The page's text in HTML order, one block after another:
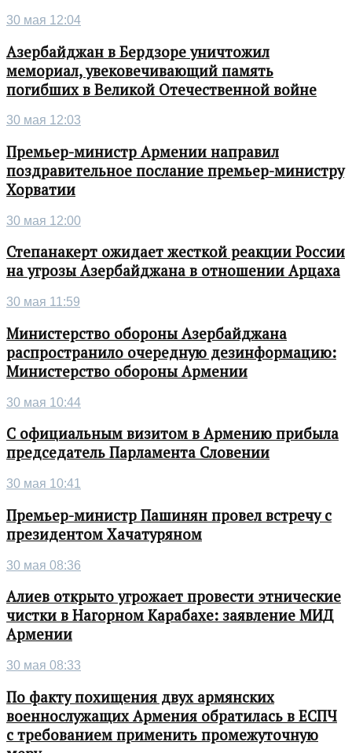
30 мая 12:04
Азербайджан в Бердзоре уничтожил
мемориал, увековечивающий память
погибших в Великой Отечественной войне
30 мая 12:03
Премьер-министр Армении направил
поздравительное послание премьер-министру
Хорватии
30 мая 12:00
Степанакерт ожидает жесткой реакции России
на угрозы Азербайджана в отношении Арцаха
30 мая 11:59
Министерство обороны Азербайджана
распространило очередную дезинформацию:
Министерство обороны Армении
30 мая 10:44
С официальным визитом в Армению прибыла
председатель Парламента Словении
30 мая 10:41
Премьер-министр Пашинян провел встречу с
президентом Хачатуряном
30 мая 08:36
Алиев открыто угрожает провести этнические
чистки в Нагорном Карабахе: заявление МИД
Армении
30 мая 08:33
По факту похищения двух армянских
военнослужащих Армения обратилась в ЕСПЧ
с требованием применить промежуточную